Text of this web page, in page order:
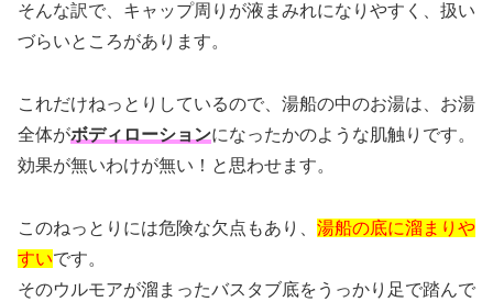
そんな訳で、キャップ周りが液まみれになりやすく、扱い
づらいところがあります。
これだけねっとりしているので、湯船の中のお湯は、お湯
全体がボディローションになったかのような肌触りです。
効果が無いわけが無い！と思わせます。
このねっとりには危険な欠点もあり、 湯船の底に溜まりや
すいです。
そのウルモアが溜まったバスタブ底をうっかり足で踏んで